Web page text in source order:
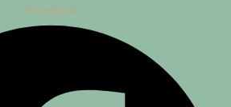
Facebook